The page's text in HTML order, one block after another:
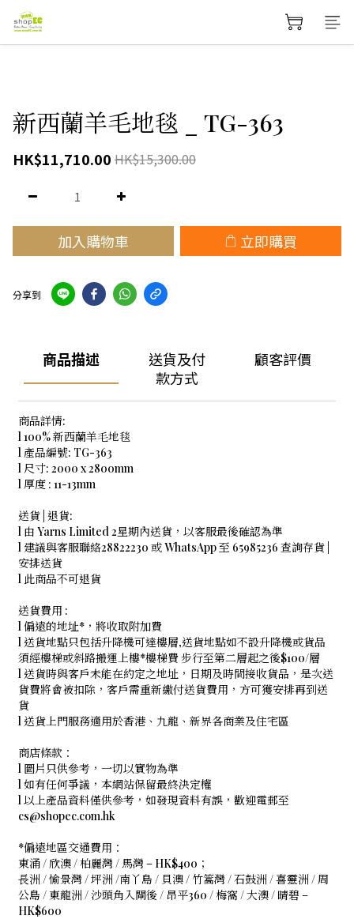
新西蘭羊毛地毯 _ TG-363
HK$11,710.00 HK$15,300.00
加入購物車 立即購買
分享到
商品描述
送貨及付
款方式
顧客評價
商品詳情:
l 100% 新西蘭羊毛地毯
l 產品編號: TG-363
l 尺寸: 2000 x 2800mm
l 厚度 : 11-13mm
送貨 | 退貨:
l 由 Yarns Limited 2星期內送貨，以客服最後確認為準
l 建議與客服聯絡28822230 或 WhatsApp 至 65985236 查詢存貨 |
安排送貨
l 此商品不可退貨
送貨費用 :
l 偏遠的地址*，將收取附加費
l 送貨地點只包括升降機可達樓層,送貨地點如不設升降機或貨品
須經樓梯或斜路搬運上樓*樓梯費 步行至第二層起之後$100/層
l 送貨時與客戶未能在約定之地址，日期及時間接收貨品，是次送
貨費將會被扣除，客戶需重新繳付送貨費用，方可獲安排再到送
貨
l 送貨上門服務適用於香港、九龍、新界各商業及住宅區
商店條款：
l 圖片只供參考，一切以實物為準
l 如有任何爭議，本網站保留最終決定權
l 以上產品資料僅供參考，如發現資料有誤，歡迎電郵至
cs@shopec.com.hk
*偏遠地區交通費用：
東涌 / 欣澳 / 柏麗灣 / 馬灣 – HK$400；
長洲 / 愉景灣 / 坪洲 /南丫島 / 貝澳 / 竹篙灣 / 石鼓洲 / 喜靈洲 / 周
公島 / 東龍洲 / 沙頭角入閘後 / 昂平360 / 梅窩 / 大澳 / 晴碧 –
HK$600